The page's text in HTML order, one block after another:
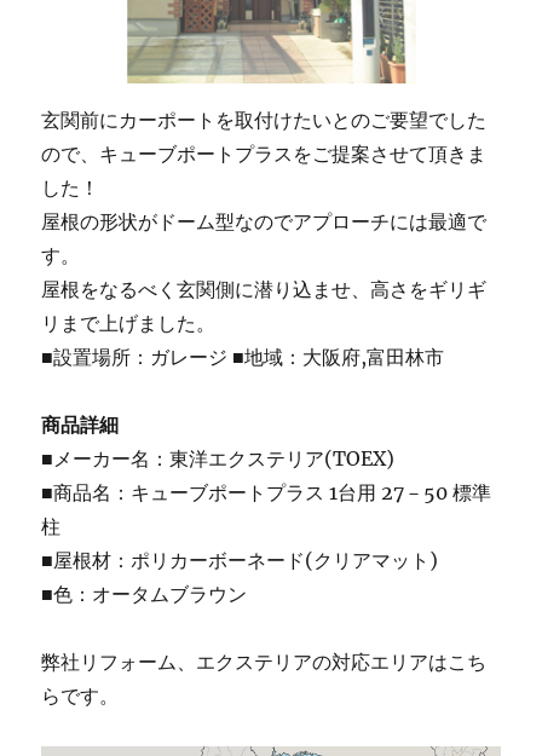
玄関前にカーポートを取付けたいとのご要望でした
ので、キューブポートプラスをご提案させて頂きま
した！
屋根の形状がドーム型なのでアプローチには最適で
す。
屋根をなるべく玄関側に潜り込ませ、高さをギリギ
リまで上げました。
■設置場所：ガレージ ■地域：大阪府,富田林市
商品詳細
■メーカー名：東洋エクステリア(TOEX)
■商品名：キューブポートプラス 1台用 27－50 標準
柱
■屋根材：ポリカーボーネード(クリアマット)
■色：オータムブラウン
弊社リフォーム、エクステリアの対応エリアはこち
らです。